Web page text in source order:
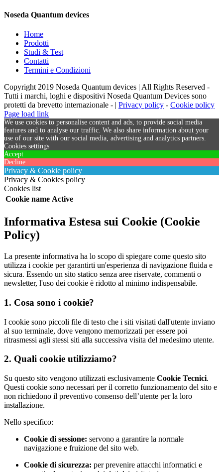
Noseda Quantum devices
Home
Prodotti
Studi & Test
Contatti
Termini e Condizioni
Copyright 2019 Noseda Quantum devices | All Rights Reserved -
Tutti i marchi, loghi e dispositivi Noseda Quantum Devices sono
protetti da brevetto internazionale - | Privacy policy - Cookie policy
Page load link
We use cookies to personalise content and ads, to provide social media
features and to analyse our traffic. We also share information about your
use of our site with our social media, advertising and analytics partners.
Cookies settings
Accept
Decline
Privacy & Cookie policy
Privacy & Cookies policy
Cookies list
Cookie name Active
Informativa Estesa sui Cookie (Cookie
Policy)
La presente informativa ha lo scopo di spiegare come questo sito
utilizza i cookie per garantirti un'esperienza di navigazione fluida e
sicura. Essendo un sito statico senza aree riservate, commenti o
newsletter, l'uso dei cookie è ridotto al minimo indispensabile.
1. Cosa sono i cookie?
I cookie sono piccoli file di testo che i siti visitati dall'utente inviano
al suo terminale, dove vengono memorizzati per essere poi
ritrasmessi agli stessi siti alla successiva visita del medesimo utente.
2. Quali cookie utilizziamo?
Su questo sito vengono utilizzati esclusivamente Cookie Tecnici.
Questi cookie sono necessari per il corretto funzionamento del sito e
non richiedono il preventivo consenso dell’utente per la loro
installazione.
Nello specifico:
Cookie di sessione: servono a garantire la normale
navigazione e fruizione del sito web.
Cookie di sicurezza: per prevenire attacchi informatici e